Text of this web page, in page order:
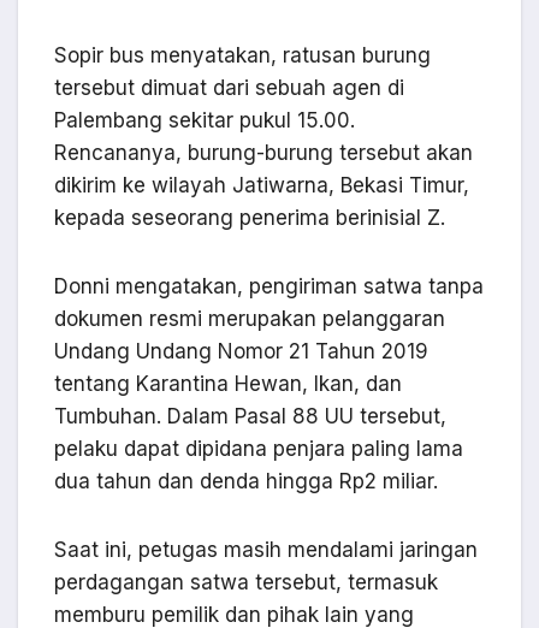
Sopir bus menyatakan, ratusan burung
tersebut dimuat dari sebuah agen di
Palembang sekitar pukul 15.00.
Rencananya, burung-burung tersebut akan
dikirim ke wilayah Jatiwarna, Bekasi Timur,
kepada seseorang penerima berinisial Z.
Donni mengatakan, pengiriman satwa tanpa
dokumen resmi merupakan pelanggaran
Undang Undang Nomor 21 Tahun 2019
tentang Karantina Hewan, Ikan, dan
Tumbuhan. Dalam Pasal 88 UU tersebut,
pelaku dapat dipidana penjara paling lama
dua tahun dan denda hingga Rp2 miliar.
Saat ini, petugas masih mendalami jaringan
perdagangan satwa tersebut, termasuk
memburu pemilik dan pihak lain yang